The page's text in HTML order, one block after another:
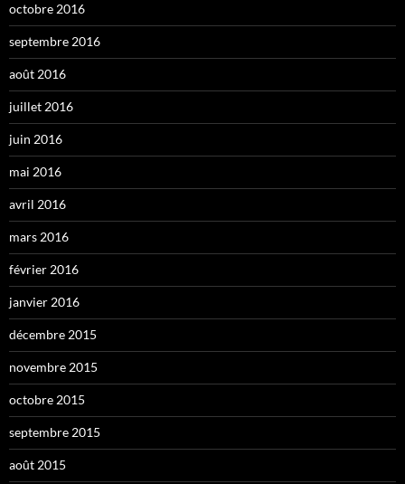
octobre 2016
septembre 2016
août 2016
juillet 2016
juin 2016
mai 2016
avril 2016
mars 2016
février 2016
janvier 2016
décembre 2015
novembre 2015
octobre 2015
septembre 2015
août 2015